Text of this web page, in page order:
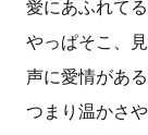
愛にあふれてる
やっぱそこ、
声に愛情があ
つまり温かさ